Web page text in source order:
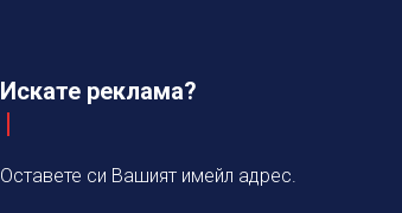
Искате реклама?
Оставете си Вашият имейл адрес.